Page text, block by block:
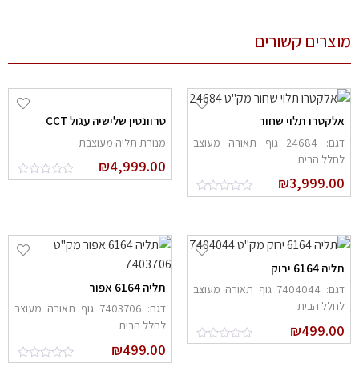
קשורים
תלוי שחור
דגם: 24684 גוף תאורה מעוצב
הבית
₪
טרוונטין שלישיה עגול CCT
מנורת תליה מעוצבת
₪4,999.00
6164 ירוק
דגם: 7404044 גוף תאורה מעוצב
הבית
₪
תליה 6164 אפור
דגם: 7403706 גוף תאורה מעוצב
לחלל הבית
₪499.00